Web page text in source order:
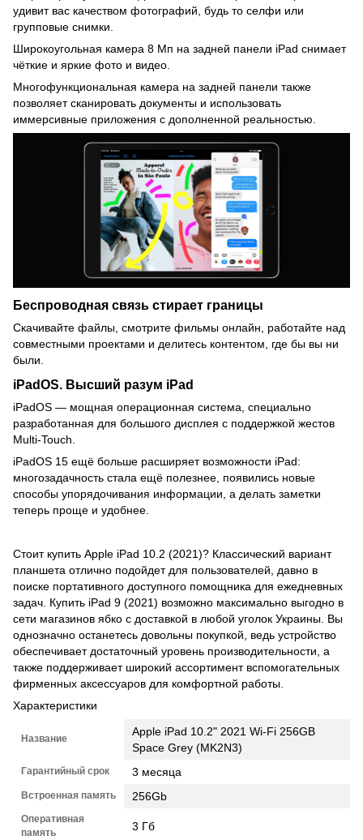
удивит вас качеством фотографий, будь то селфи или
групповые снимки.
Широкоугольная камера 8 Мп на задней панели iPad снимает
чёткие и яркие фото и видео.
Многофункциональная камера на задней панели также
позволяет сканировать документы и использовать
иммерсивные приложения с дополненной реальностью.
Беспроводная связь стирает границы
Скачивайте файлы, смотрите фильмы онлайн, работайте над
совместными проектами и делитесь контентом, где бы вы ни
были.
iPadOS. Высший разум iPad
iPadOS — мощная операционная система, специально
разработанная для большого дисплея с поддержкой жестов
Multi‑Touch.
iPadOS 15 ещё больше расширяет возможности iPad:
многозадачность стала ещё полезнее, появились новые
способы упорядочивания информации, а делать заметки
теперь проще и удобнее.
Стоит купить Apple iPad 10.2 (2021)? Классический вариант
планшета отлично подойдет для пользователей, давно в
поиске портативного доступного помощника для ежедневных
задач. Купить iPad 9 (2021) возможно максимально выгодно в
сети магазинов ябко с доставкой в ​​любой уголок Украины. Вы
однозначно останетесь довольны покупкой, ведь устройство
обеспечивает достаточный уровень производительности, а
также поддерживает широкий ассортимент вспомогательных
фирменных аксессуаров для комфортной работы.
Характеристики
Название
Apple iPad 10.2" 2021 Wi-Fi 256GB
Space Grey (MK2N3)
Гарантийный срок 3 месяца
Встроенная память 256Gb
Оперативная
память
3 Гб